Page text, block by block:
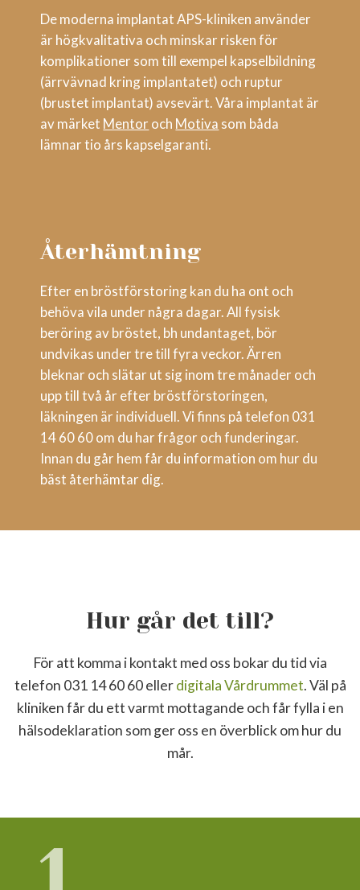
De moderna implantat APS-kliniken använder
är högkvalitativa och minskar risken för
komplikationer som till exempel kapselbildning
(ärrvävnad kring implantatet) och ruptur
(brustet implantat) avsevärt. Våra implantat är
av märket Mentor och Motiva som båda
lämnar tio års kapselgaranti.
Återhämtning
Efter en bröstförstoring kan du ha ont och
behöva vila under några dagar. All fysisk
beröring av bröstet, bh undantaget, bör
undvikas under tre till fyra veckor. Ärren
bleknar och slätar ut sig inom tre månader och
upp till två år efter bröstförstoringen,
läkningen är individuell. Vi finns på telefon 031
14 60 60 om du har frågor och funderingar.
Innan du går hem får du information om hur du
bäst återhämtar dig.
Hur går det till?
För att komma i kontakt med oss bokar du tid via
telefon 031 14 60 60 ellerdigitala Vårdrummet. Väl på
kliniken får du ett varmt mottagande och får fylla i en
hälsodeklaration som ger oss en överblick om hur du
mår.